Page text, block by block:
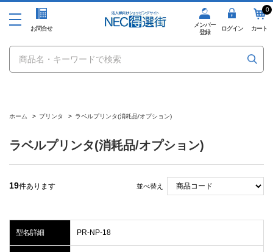
お問合せ
メンバー
登録
ログイン
0
カート
ホーム > プリンタ > ラベルプリンタ(消耗品/オプション)
ラベルプリンタ(消耗品/オプション)
19件あります 並べ替え
型名/詳細 PR-NP-18